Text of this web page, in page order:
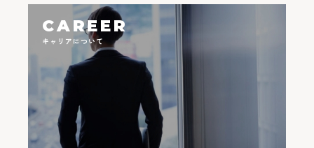
CAREER
キャリアについて